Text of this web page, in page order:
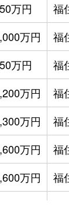
万円 福
万円 福
万円 福
万円 福
万円 福
万円 福
万円 福